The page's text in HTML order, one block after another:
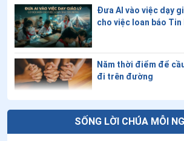
SỐNG LỜI CHÚA MỖI
Đưa AI vào việc dạy
cho việc loan báo Tin
Năm thời điểm để
đi trên đường
Thứ Sáu tuần XVIII